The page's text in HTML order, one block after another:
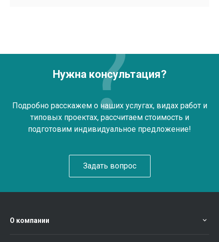
Нужна консультация?
Подробно расскажем о наших услугах, видах работ и
типовых проектах, рассчитаем стоимость и
подготовим индивидуальное предложение!
Задать вопрос
О компании